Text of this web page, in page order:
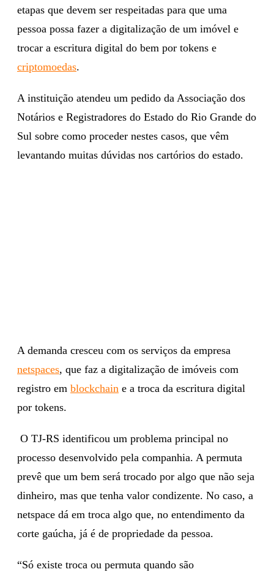
etapas que devem ser respeitadas para que uma
pessoa possa fazer a digitalização de um imóvel e
trocar a escritura digital do bem por tokens e
criptomoedas.
A instituição atendeu um pedido da Associação dos
Notários e Registradores do Estado do Rio Grande do
Sul sobre como proceder nestes casos, que vêm
levantando muitas dúvidas nos cartórios do estado.
A demanda cresceu com os serviços da empresa
netspaces, que faz a digitalização de imóveis com
registro em blockchain e a troca da escritura digital
por tokens.
O TJ-RS identificou um problema principal no
processo desenvolvido pela companhia. A permuta
prevê que um bem será trocado por algo que não seja
dinheiro, mas que tenha valor condizente. No caso, a
netspace dá em troca algo que, no entendimento da
corte gaúcha, já é de propriedade da pessoa.
“Só existe troca ou permuta quando são